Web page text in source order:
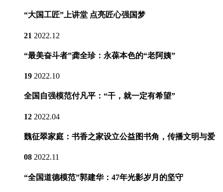
“大国工匠”上讲堂 点亮匠心强国梦
21 2022.12
“最美奋斗者”龚全珍：永葆本色的“老阿姨”
19 2022.10
全国自强模范付凡平：“干，就一定有希望”
12 2022.04
魏征翠家庭：书香之家设立公益图书角，传播文明与爱
08 2022.11
“全国道德模范”郭建华：47年光影岁月的坚守